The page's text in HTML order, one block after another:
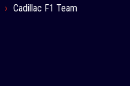
Cadillac F1 Team